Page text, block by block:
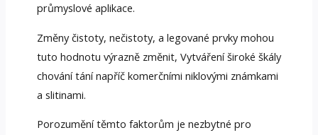
průmyslové aplikace.
Změny čistoty, nečistoty, a legované prvky mohou
tuto hodnotu výrazně změnit, Vytváření široké škály
chování tání napříč komerčními niklovými známkami
a slitinami.
Porozumění těmto faktorům je nezbytné pro